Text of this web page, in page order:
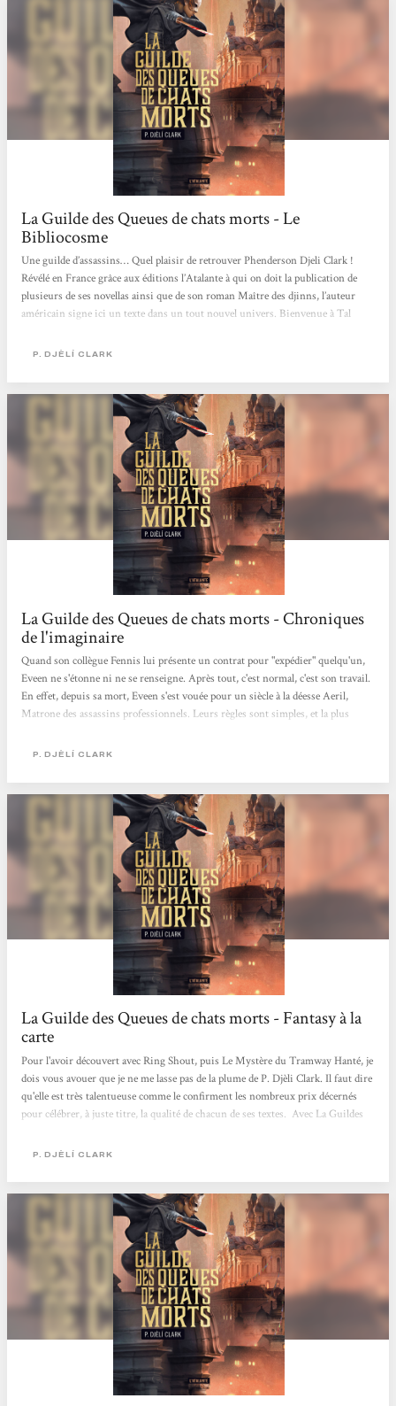
La Guilde des Queues de chats morts - Le
Bibliocosme
Une guilde d’assassins… Quel plaisir de retrouver Phenderson Djeli Clark !
Révélé en France grâce aux éditions l’Atalante à qui on doit la publication de
plusieurs de ses novellas ainsi que de son roman Maître des djinns, l’auteur
américain signe ici un texte dans un tout nouvel univers. Bienvenue à Tal
favoriser l’épanouissement de tout un écosystème clandestin où les règlements
P. DJÈLÍ CLARK
La Guilde des Queues de chats morts - Chroniques
de l'imaginaire
Quand son collègue Fennis lui présente un contrat pour "expédier" quelqu'un,
Eveen ne s'étonne ni ne se renseigne. Après tout, c'est normal, c'est son travail.
En effet, depuis sa mort, Eveen s'est vouée pour un siècle à la déesse Aeril,
Matrone des assassins professionnels. Leurs règles sont simples, et la plus
l'adresse qu'on lui a indiquée, elle découvre qu'on l'a envoyée éliminer une jeune
elle décide que trancher...
P. DJÈLÍ CLARK
La Guilde des Queues de chats morts - Fantasy à la
carte
Pour l'avoir découvert avec Ring Shout, puis Le Mystère du Tramway Hanté, je
dois vous avouer que je ne me lasse pas de la plume de P. Djèli Clark. Il faut dire
qu'elle est très talentueuse comme le confirment les nombreux prix décernés
pour célébrer, à juste titre, la qualité de chacun de ses textes. Avec La Guildes
fabuleux. L'histoire se déroule cette fois-ci dans la cité de Tal Abisi gouvernée
P. DJÈLÍ CLARK